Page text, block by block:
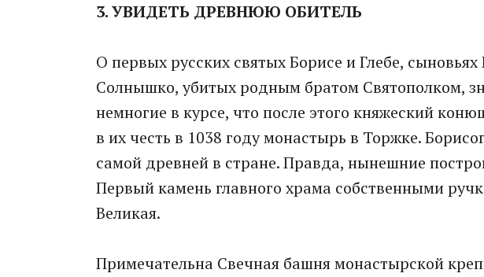
3. УВИДЕТЬ ДРЕВНЮЮ ОБИТЕЛЬ
О первых русских святых Борисе и Глебе,
Солнышко, убитых родным братом Святополком,
немногие в курсе, что после этого княжеский
в их честь в 1038 году монастырь в Торжке.
самой древней в стране. Правда, нынешние
Первый камень главного храма собственными
Великая.
Примечательна Свечная башня монастырской